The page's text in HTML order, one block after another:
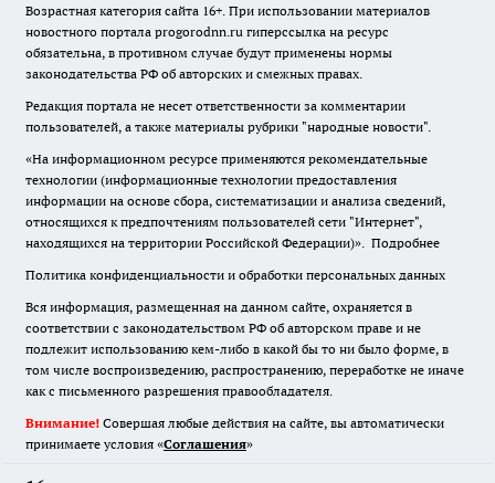
Возрастная категория сайта 16+. При использовании материалов
новостного портала progorodnn.ru гиперссылка на ресурс
обязательна, в противном случае будут применены нормы
законодательства РФ об авторских и смежных правах.
Редакция портала не несет ответственности за комментарии
пользователей, а также материалы рубрики "народные новости".
«На информационном ресурсе применяются рекомендательные
технологии (информационные технологии предоставления
информации на основе сбора, систематизации и анализа сведений,
относящихся к предпочтениям пользователей сети "Интернет",
находящихся на территории Российской Федерации)». Подробнее
Политика конфиденциальности и обработки персональных данных
Вся информация, размещенная на данном сайте, охраняется в
соответствии с законодательством РФ об авторском праве и не
подлежит использованию кем-либо в какой бы то ни было форме, в
том числе воспроизведению, распространению, переработке не иначе
как с письменного разрешения правообладателя.
Внимание! Совершая любые действия на сайте, вы автоматически
принимаете условия «Cоглашения»